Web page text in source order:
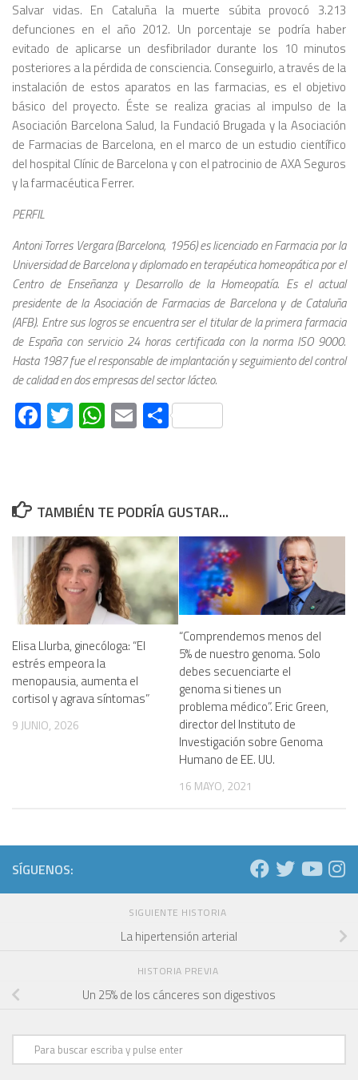
Salvar vidas. En Cataluña la muerte súbita provocó 3.213
defunciones en el año 2012. Un porcentaje se podría haber
evitado de aplicarse un desfibrilador durante los 10 minutos
posteriores a la pérdida de consciencia. Conseguirlo, a través de la
instalación de estos aparatos en las farmacias, es el objetivo
básico del proyecto. Éste se realiza gracias al impulso de la
Asociación Barcelona Salud, la Fundació Brugada y la Asociación
de Farmacias de Barcelona, en el marco de un estudio científico
del hospital Clínic de Barcelona y con el patrocinio de AXA Seguros
y la farmacéutica Ferrer.
PERFIL
Antoni Torres Vergara (Barcelona, 1956) es licenciado en Farmacia por la
Universidad de Barcelona y diplomado en terapéutica homeopática por el
Centro de Enseñanza y Desarrollo de la Homeopatía. Es el actual
presidente de la Asociación de Farmacias de Barcelona y de Cataluña
(AFB). Entre sus logros se encuentra ser el titular de la primera farmacia
de España con servicio 24 horas certificada con la norma ISO 9000.
Hasta 1987 fue el responsable de implantación y seguimiento del control
de calidad en dos empresas del sector lácteo.
Facebook
Twitter
WhatsApp
EmailCompartir
TAMBIÉN TE PODRÍA GUSTAR...
Elisa Llurba, ginecóloga: “El
estrés empeora la
menopausia, aumenta el
cortisol y agrava síntomas”
9 JUNIO, 2026
“Comprendemos menos del
5% de nuestro genoma. Solo
debes secuenciarte el
genoma si tienes un
problema médico”. Eric Green,
director del Instituto de
Investigación sobre Genoma
Humano de EE. UU.
16 MAYO, 2021
SÍGUENOS:
SIGUIENTE HISTORIA
La hipertensión arterial
HISTORIA PREVIA
Un 25% de los cánceres son digestivos